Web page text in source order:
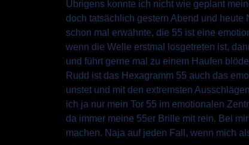
Übrigens konnte ich nicht wie geplant
doch tatsächlich gestern Abend und
schon mal erwähnte, die 55 ist eine
wenn die Welle erstmal losgetreten ist,
und führt gerne mal zu einem Haufen
Rudd ist das Hexagramm 55 auch das
unstet und mit den extremsten
ich ja nur mein Tor 55 im emotionalen
da immer meine 55er Brille mit rein. Bei
machen. Naja auf jeden Fall, wenn mich